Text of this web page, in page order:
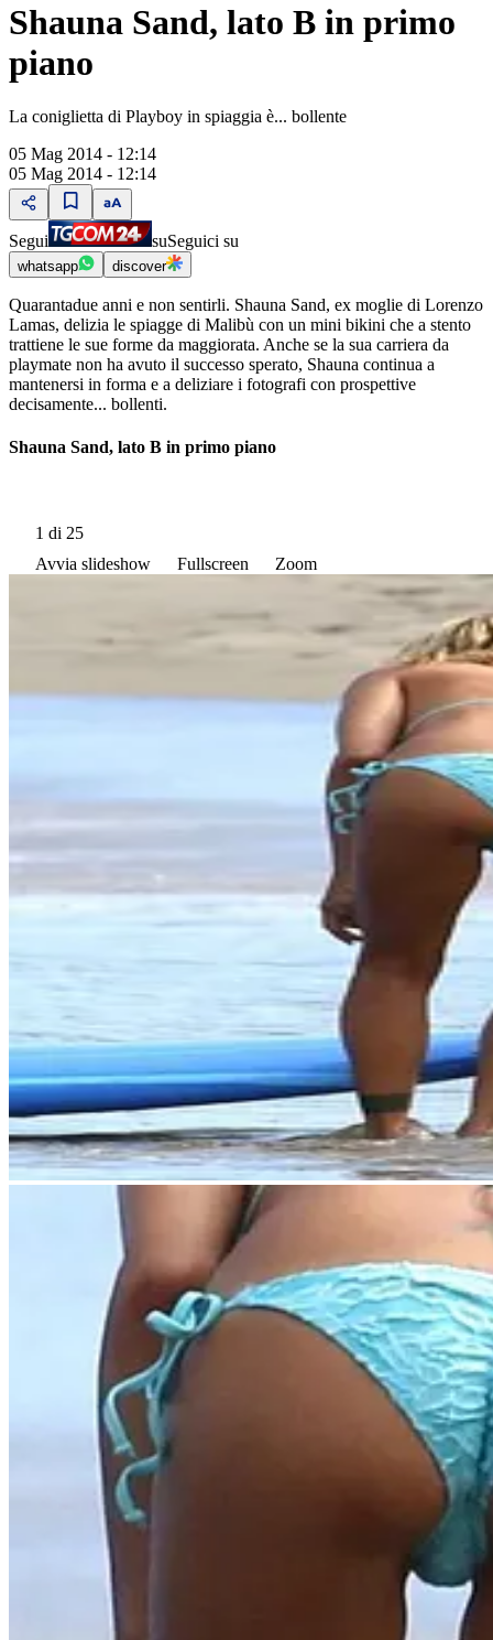
Shauna Sand, lato B in primo
piano
La coniglietta di Playboy in spiaggia è... bollente
05 Mag 2014 - 12:14
05 Mag 2014 - 12:14
Segui suSeguici su
whatsapp discover
Quarantadue anni e non sentirli. Shauna Sand, ex moglie di Lorenzo
Lamas, delizia le spiagge di Malibù con un mini bikini che a stento
trattiene le sue forme da maggiorata. Anche se la sua carriera da
playmate non ha avuto il successo sperato, Shauna continua a
mantenersi in forma e a deliziare i fotografi con prospettive
decisamente... bollenti.
Shauna Sand, lato B in primo piano
1 di 25
Avvia slideshow
Fullscreen Zoom